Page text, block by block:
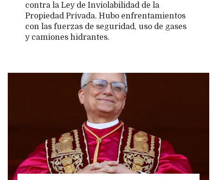
contra la Ley de Inviolabilidad de la
Propiedad Privada. Hubo enfrentamientos
con las fuerzas de seguridad, uso de gases
y camiones hidrantes.